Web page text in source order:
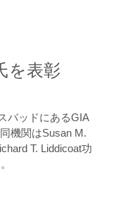
を表彰
バッドにあるGIA
機関はSusan M.
T. Liddicoat功